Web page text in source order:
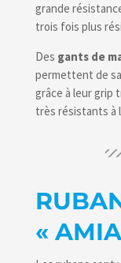
grande
trois fois plus
Des gants de
permettent de
grâce à leur grip
très résistants à
«